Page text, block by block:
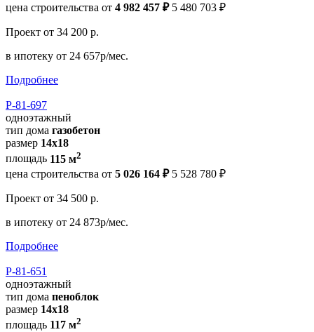
цена строительства от 4 982 457 ₽ 5 480 703 ₽
Проект от 34 200 р.
в ипотеку от 24 657р/мес.
Подробнее
Р-81-697
одноэтажный
тип дома газобетон
размер 14x18
площадь 115 м2
цена строительства от 5 026 164 ₽ 5 528 780 ₽
Проект от 34 500 р.
в ипотеку от 24 873р/мес.
Подробнее
Р-81-651
одноэтажный
тип дома пеноблок
размер 14x18
площадь 117 м2